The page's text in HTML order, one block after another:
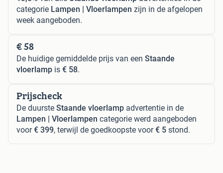
categorie Lampen | Vloerlampen zijn in de afgelopen
week aangeboden.
€ 58
De huidige gemiddelde prijs van een Staande
vloerlamp is € 58.
Prijscheck
De duurste Staande vloerlamp advertentie in de
Lampen | Vloerlampen categorie werd aangeboden
voor€ 399, terwijl de goedkoopste voor€ 5 stond.